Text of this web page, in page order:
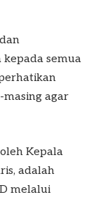
semua
masing agar
Kepala
adalah
melalui